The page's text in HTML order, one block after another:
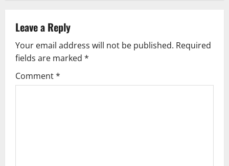
v
i
g
Leave a Reply
Your email address will not be published. Required
fields are marked *
Comment*